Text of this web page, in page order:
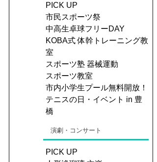
PICK UP
市民スポーツ祭
中高生卓球フリーDAY
KOBA式 体幹トレーニング教
室
スポーツ塾 器械運動
スポーツ教室
市内小学生プール無料開放！
テニスの日・イベント in 豊
橋
演劇・コンサート
PICK UP